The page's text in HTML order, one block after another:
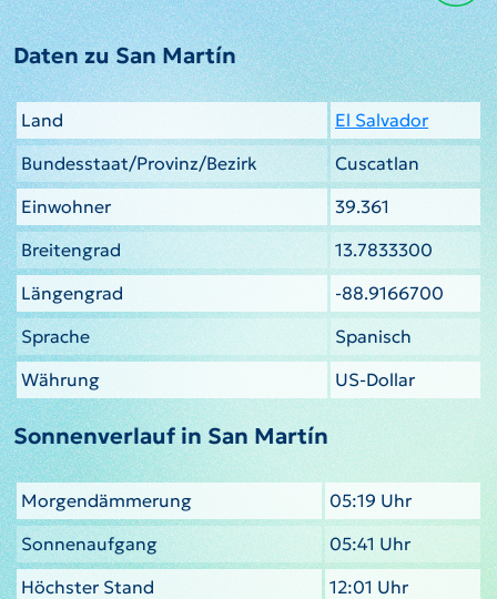
Daten zu San Martín
Land
El Salvador
Bundesstaat/Provinz/Bezirk
Cuscatlan
Einwohner
39.361
Breitengrad
13.7833300
Längengrad
-88.9166700
Sprache
Spanisch
Währung
US-Dollar
Sonnenverlauf in San Martín
Morgendämmerung
05:19 Uhr
Sonnenaufgang
05:41 Uhr
Höchster Stand
12:01 Uhr